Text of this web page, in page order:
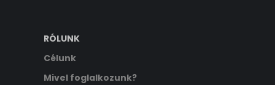
RÓLUNK
Célunk
Mivel foglalkozunk?